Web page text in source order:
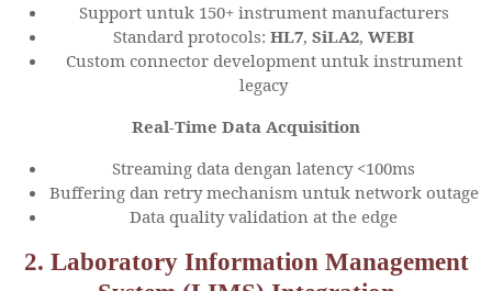
Support untuk 150+ instrument manufacturers
Standard protocols: HL7, SiLA2, WEBI
Custom connector development untuk instrument
legacy
Real-Time Data Acquisition
Streaming data dengan latency <100ms
Buffering dan retry mechanism untuk network outage
Data quality validation at the edge
2. Laboratory Information Management